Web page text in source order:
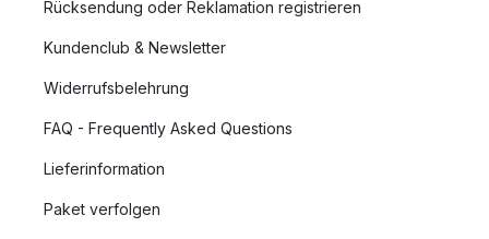
Rücksendung oder Reklamation registrieren
Kundenclub & Newsletter
Widerrufsbelehrung
FAQ - Frequently Asked Questions
Lieferinformation
Paket verfolgen